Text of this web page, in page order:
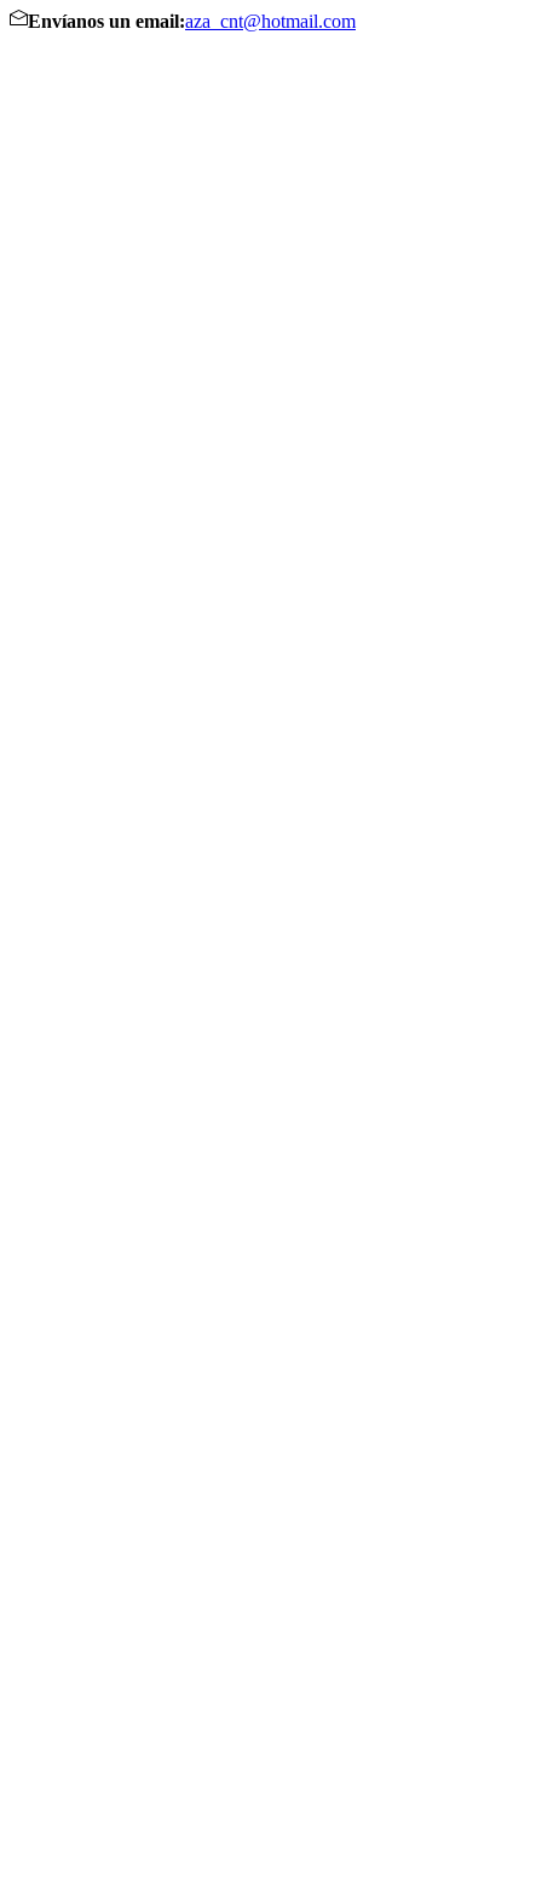
Envíanos un email:aza_cnt@hotmail.com